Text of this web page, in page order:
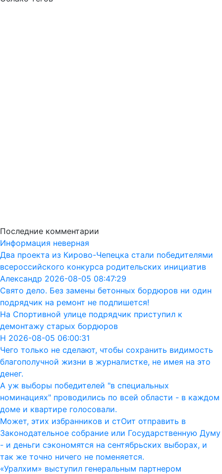
Последние комментарии
Информация неверная
Два проекта из Кирово-Чепецка стали победителями
всероссийского конкурса родительских инициатив
Александр 2026-08-05 08:47:29
Свято дело. Без замены бетонных бордюров ни один
подрядчик на ремонт не подпишется!
На Спортивной улице подрядчик приступил к
демонтажу старых бордюров
Н 2026-08-05 06:00:31
Чего только не сделают, чтобы сохранить видимость
благополучной жизни в журналистке, не имея на это
денег.
А уж выборы победителей "в специальных
номинациях" проводились по всей области - в каждом
доме и квартире голосовали.
Может, этих избранников и стОит отправить в
Законодательное собрание или Государственную Думу
- и деньги сэкономятся на сентябрьских выборах, и
так же точно ничего не поменяется.
«Уралхим» выступил генеральным партнером